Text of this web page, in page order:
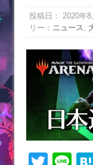
投稿日： 2020年8
リー： ニュース